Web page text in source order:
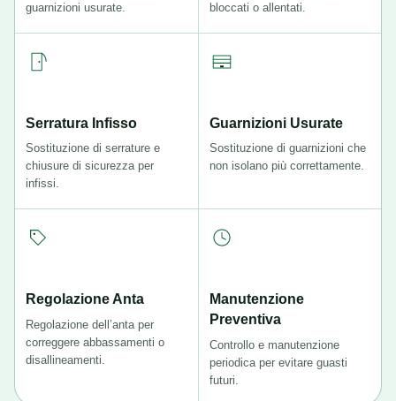
guarnizioni usurate.
bloccati o allentati.
Serratura Infisso
Sostituzione di serrature e
chiusure di sicurezza per
infissi.
Guarnizioni Usurate
Sostituzione di guarnizioni che
non isolano più correttamente.
Regolazione Anta
Regolazione dell’anta per
correggere abbassamenti o
disallineamenti.
Manutenzione
Preventiva
Controllo e manutenzione
periodica per evitare guasti
futuri.